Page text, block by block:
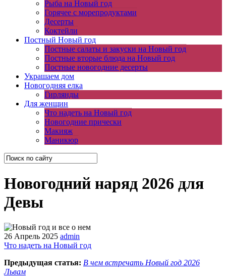
Рыба на Новый год
Горячее с морепродуктами
Десерты
Коктейли
Постный Новый год
Постные салаты и закуски на Новый год
Постные вторые блюда на Новый год
Постные новогодние десерты
Украшаем дом
Новогодняя елка
Гирлянды
Для женщин
Что надеть на Новый год
Новогодние прически
Макияж
Маникюр
Новогодний наряд 2026 для
Девы
26 Апрель 2025 admin
Что надеть на Новый год
Предыдущая статья: В чем встречать Новый год 2026
Львам